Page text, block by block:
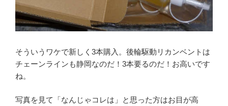
そういうワケで新しく3本購入。後輪駆動リカンベントは
チェーンラインも静岡なのだ！3本要るのだ！お高いです
ね。
写真を見て「なんじゃコレは」と思った方はお目が高